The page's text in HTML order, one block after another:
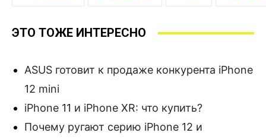
ЭТО ТОЖЕ ИНТЕРЕСНО
ASUS готовит к продаже конкурента iPhone
12 mini
iPhone 11 и iPhone XR: что купить?
Почему ругают серию iPhone 12 и